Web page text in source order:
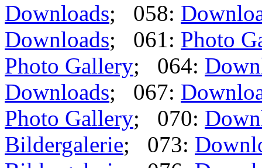
Downloads; 058:
Downloads; 061: Photo
Photo Gallery; 064:
Downloads; 067:
Photo Gallery; 070:
Bildergalerie; 073: